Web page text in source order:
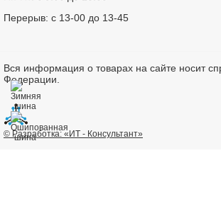
Перерыв: с 13-00 до 13-45
Вся информация о товарах на сайте носит
Федерации.
© Разработка: «ИТ - Консультант»